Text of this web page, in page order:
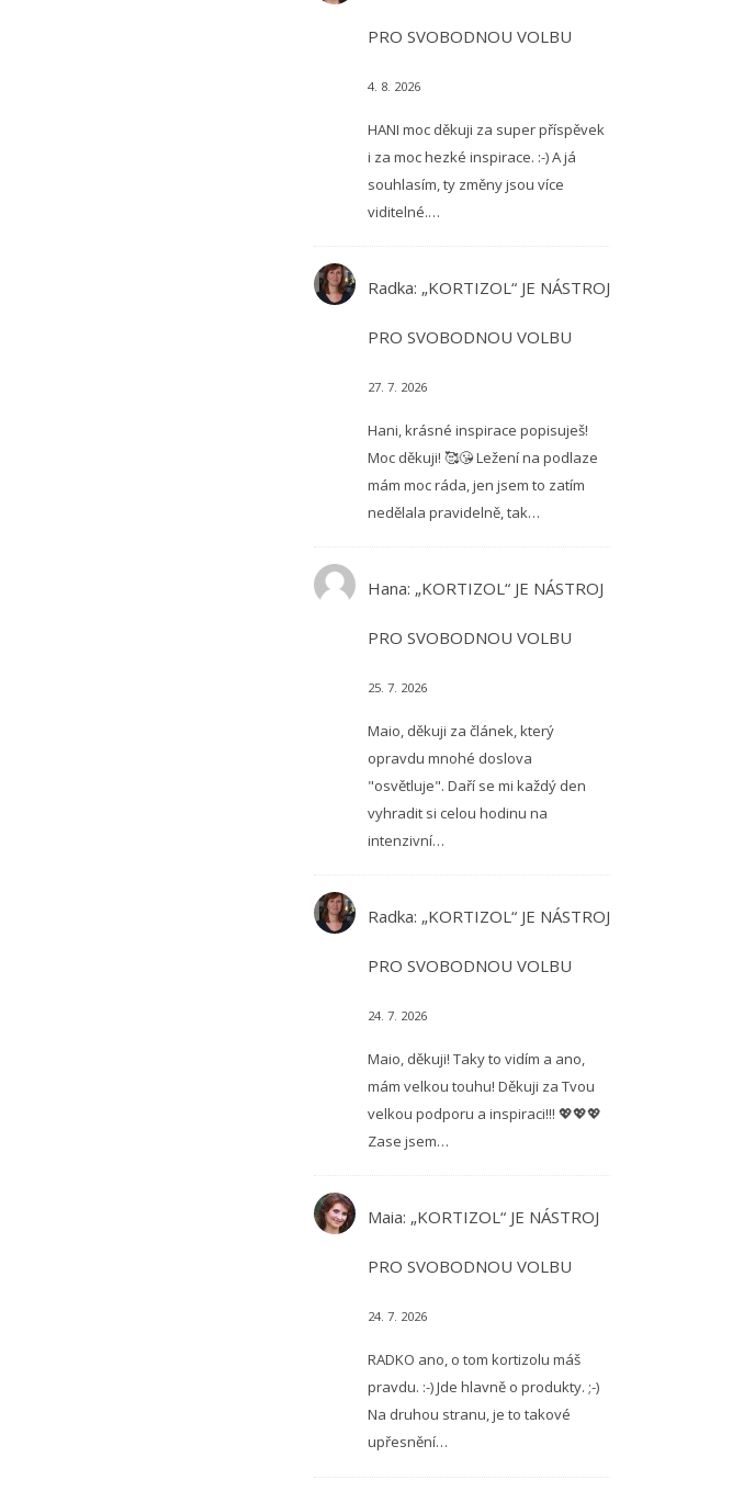
PRO SVOBODNOU VOLBU
4. 8. 2026
HANI moc děkuji za super příspěvek
i za moc hezké inspirace. :-) A já
souhlasím, ty změny jsou více
viditelné.…
Radka: „KORTIZOL“ JE NÁSTROJ
PRO SVOBODNOU VOLBU
27. 7. 2026
Hani, krásné inspirace popisuješ!
Moc děkuji! 🥰😘 Ležení na podlaze
mám moc ráda, jen jsem to zatím
nedělala pravidelně, tak…
Hana: „KORTIZOL“ JE NÁSTROJ
PRO SVOBODNOU VOLBU
25. 7. 2026
Maio, děkuji za článek, který
opravdu mnohé doslova
"osvětluje". Daří se mi každý den
vyhradit si celou hodinu na
intenzivní…
Radka: „KORTIZOL“ JE NÁSTROJ
PRO SVOBODNOU VOLBU
24. 7. 2026
Maio, děkuji! Taky to vidím a ano,
mám velkou touhu! Děkuji za Tvou
velkou podporu a inspiraci!!! 💖💖💖
Zase jsem…
Maia: „KORTIZOL“ JE NÁSTROJ
PRO SVOBODNOU VOLBU
24. 7. 2026
RADKO ano, o tom kortizolu máš
pravdu. :-) Jde hlavně o produkty. ;-)
Na druhou stranu, je to takové
upřesnění…